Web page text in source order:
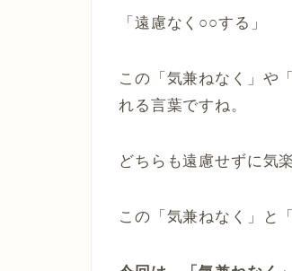
「遠慮なく○○する」
この「気兼ねなく」や
れる言葉ですね。
どちらも遠慮せずに気
この「気兼ねなく」と